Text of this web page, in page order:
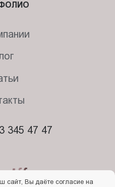
345 47 47
сайт, Вы даёте согласие на